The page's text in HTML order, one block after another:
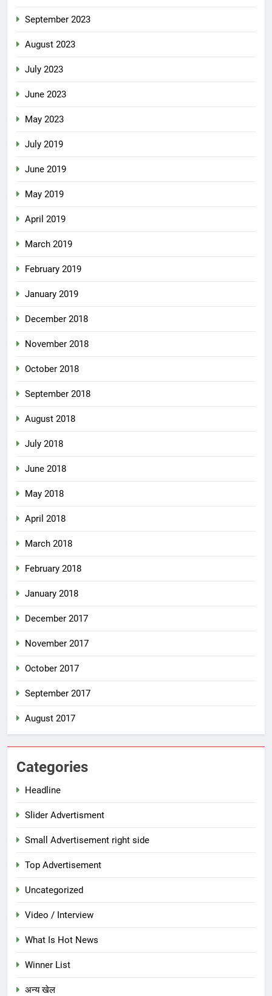
September 2023
August 2023
July 2023
June 2023
May 2023
July 2019
June 2019
May 2019
April 2019
March 2019
February 2019
January 2019
December 2018
November 2018
October 2018
September 2018
August 2018
July 2018
June 2018
May 2018
April 2018
March 2018
February 2018
January 2018
December 2017
November 2017
October 2017
September 2017
August 2017
Categories
Headline
Slider Advertisment
Small Advertisement right side
Top Advertisement
Uncategorized
Video / Interview
What Is Hot News
Winner List
अन्य खेल